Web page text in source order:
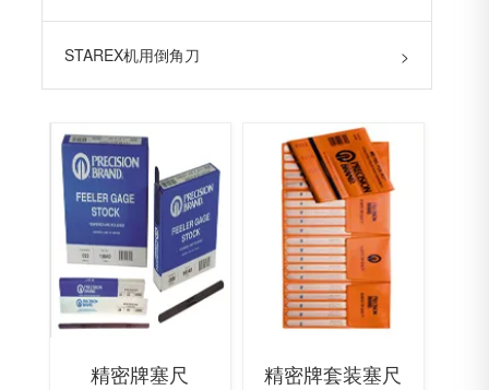
STAREX机用倒角刀 >
精密牌塞尺 精密牌套装塞尺